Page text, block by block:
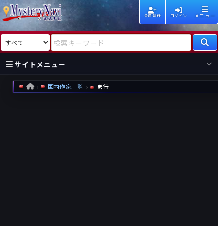
会員登録 ログイン メニュー
検索対象 検索キーワード
サイトメニュー
国内
海外
HOME 国内作家一覧 ま行